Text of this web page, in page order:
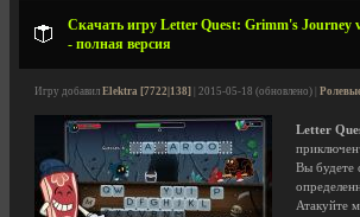
Скачать игру Letter Quest: Grimm's Journey
- полная версия
Игру добавил Elektra [7722|138] | 2015-05-18 (обновлено) |
Letter
Вы будете
Атакуйте